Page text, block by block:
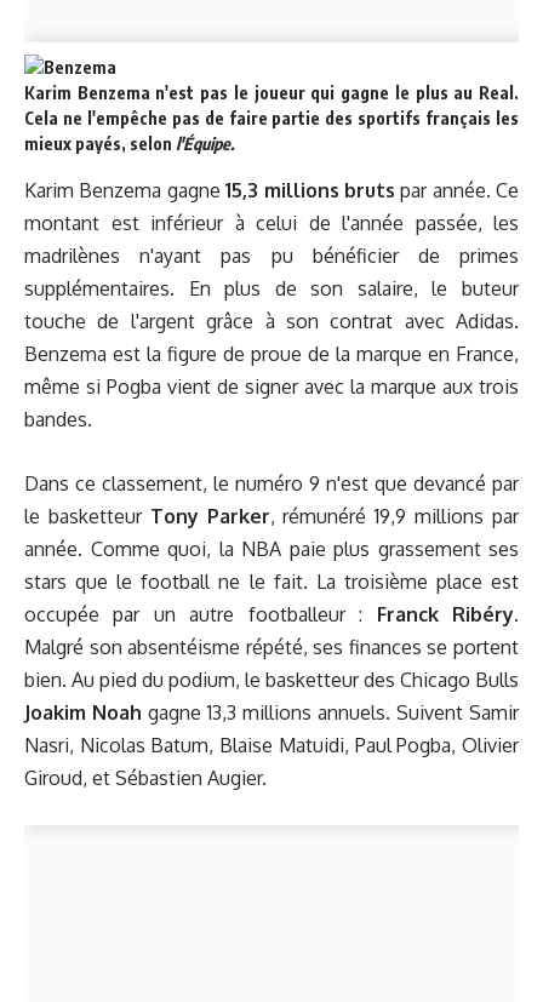
Karim Benzema n'est pas le joueur qui gagne le plus au Real.
Cela ne l'empêche pas de faire partie des sportifs français les
mieux payés, selon l'Équipe.
Karim Benzema gagne15,3 millions bruts par année. Ce
montant est inférieur à celui de l'année passée, les
madrilènes n'ayant pas pu bénéficier de primes
supplémentaires. En plus de son salaire, le buteur
touche de l'argent grâce à son contrat avec Adidas.
Benzema est la figure de proue de la marque en France,
même si Pogba vient de signer avec la marque aux trois
bandes.
Dans ce classement, le numéro 9 n'est que devancé par
le basketteur Tony Parker, rémunéré 19,9 millions par
année. Comme quoi, la NBA paie plus grassement ses
stars que le football ne le fait. La troisième place est
occupée par un autre footballeur : Franck Ribéry.
Malgré son absentéisme répété, ses finances se portent
bien. Au pied du podium, le basketteur des Chicago Bulls
Joakim Noah gagne 13,3 millions annuels. Suivent Samir
Nasri, Nicolas Batum, Blaise Matuidi, Paul Pogba, Olivier
Giroud, et Sébastien Augier.